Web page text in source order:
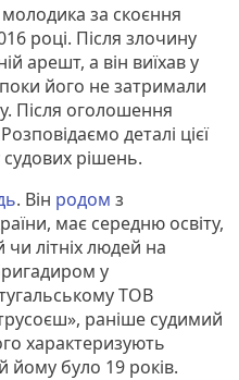
за скоєння
році. Після злочину
арешт, а він виїхав у
його не затримали
Після оголошення
деталі цієї
рішень.
. Він родом з
має середню освіту,
чи літніх людей на
у
ТОВ
раніше судимий
характеризують
йому було 19 років.